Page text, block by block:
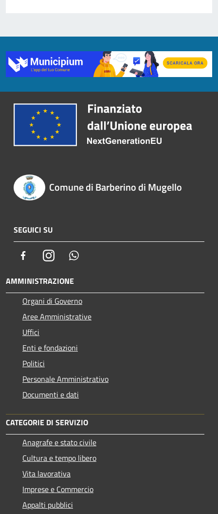
Comune di Barberino di Mugello
SEGUICI SU
FacebookInstagram
AMMINISTRAZIONE
Organi di Governo
Aree Amministrative
Uffici
Enti e fondazioni
Politici
Personale Amministrativo
Documenti e dati
CATEGORIE DI SERVIZIO
Anagrafe e stato civile
Cultura e tempo libero
Vita lavorativa
Imprese e Commercio
Appalti pubblici